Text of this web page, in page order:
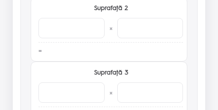
Suprafaţă 2
×
Suprafaţă 3
×